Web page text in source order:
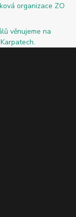
organizace ZO
věnujeme na